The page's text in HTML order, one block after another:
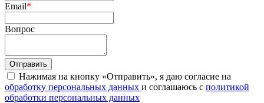
Email*
Вопрос
Нажимая на кнопку «Отправить», я даю согласие на
обработку персональных данных и соглашаюсь с политикой
обработки персональных данных